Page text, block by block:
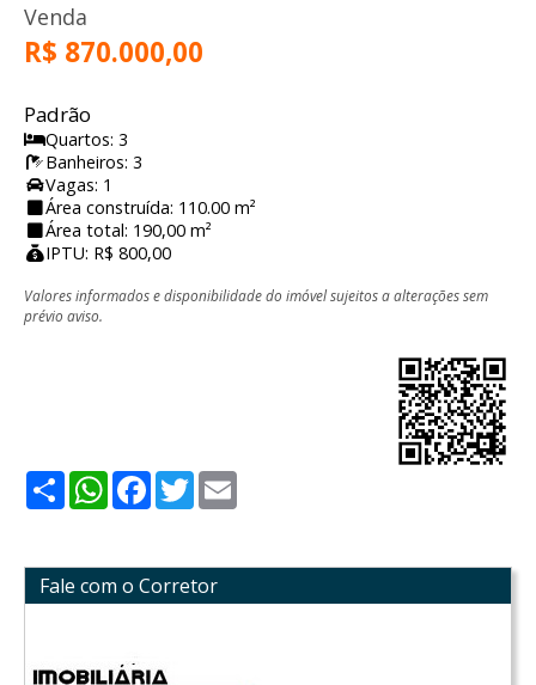
Venda
R$ 870.000,00
Padrão
Quartos: 3
Banheiros: 3
Vagas: 1
Área construída: 110.00 m²
Área total: 190,00 m²
IPTU: R$ 800,00
Valores informados e disponibilidade do imóvel sujeitos a alterações sem
prévio aviso.
ShareWhatsApp
Facebook
Twitter
Fale com o Corretor